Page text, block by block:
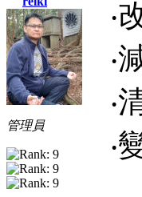
管理員
‧
‧
‧
‧